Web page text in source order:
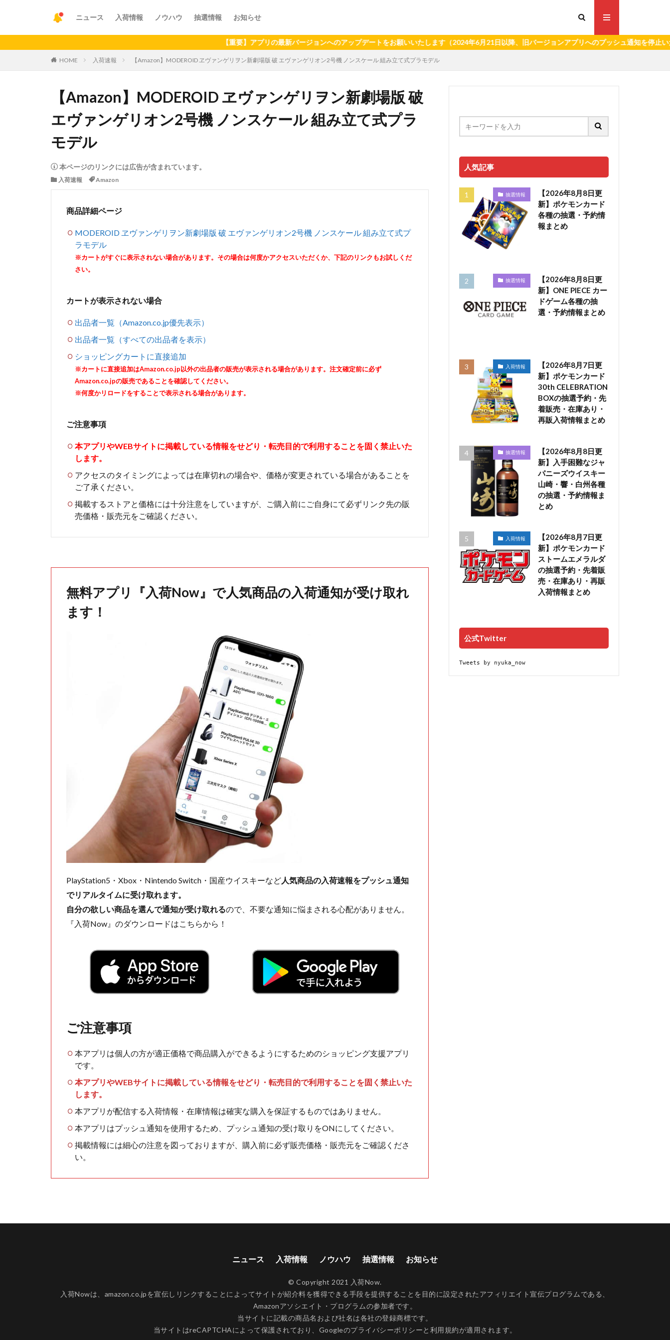
ニュース 入荷情報 ノウハウ 抽選情報 お知らせ
【重要】アプリの最新バージョンへのアップデートをお願いいたします（2024年6月21日以降、旧バージョンアプリへのプッシュ通知を停止いたします。
HOME 入荷速報 【Amazon】MODEROID ヱヴァンゲリヲン新劇場版 破 エヴァンゲリオン2号機 ノンスケール 組み立て式プラモデル
【Amazon】MODEROID ヱヴァンゲリヲン新劇場版 破
エヴァンゲリオン2号機 ノンスケール 組み立て式プラ
モデル
本ページのリンクには広告が含まれています。
入荷速報 Amazon
商品詳細ページ
MODEROID ヱヴァンゲリヲン新劇場版 破 エヴァンゲリオン2号機 ノンスケール 組み立て式プ
ラモデル
※カートがすぐに表示されない場合があります。その場合は何度かアクセスいただくか、下記のリンクもお試しくだ
さい。
カートが表示されない場合
出品者一覧（Amazon.co.jp優先表示）
出品者一覧（すべての出品者を表示）
ショッピングカートに直接追加
※カートに直接追加はAmazon.co.jp以外の出品者の販売が表示される場合があります。注文確定前に必ず
Amazon.co.jpの販売であることを確認してください。
※何度かリロードをすることで表示される場合があります。
ご注意事項
本アプリやWEBサイトに掲載している情報をせどり・転売目的で利用することを固く禁止いた
します。
アクセスのタイミングによっては在庫切れの場合や、価格が変更されている場合があることを
ご了承ください。
掲載するストアと価格には十分注意をしていますが、ご購入前にご自身にて必ずリンク先の販
売価格・販売元をご確認ください。
無料アプリ『入荷Now』で人気商品の入荷通知が受け取れ
ます！
PlayStation5・Xbox・Nintendo Switch・国産ウイスキーなど人気商品の入荷速報をプッシュ通知
でリアルタイムに受け取れます。
自分の欲しい商品を選んで通知が受け取れるので、不要な通知に悩まされる心配がありません。
『入荷Now』のダウンロードはこちらから！
ご注意事項
本アプリは個人の方が適正価格で商品購入ができるようにするためのショッピング支援アプリ
です。
本アプリやWEBサイトに掲載している情報をせどり・転売目的で利用することを固く禁止いた
します。
本アプリが配信する入荷情報・在庫情報は確実な購入を保証するものではありません。
本アプリはプッシュ通知を使用するため、プッシュ通知の受け取りをONにしてください。
掲載情報には細心の注意を図っておりますが、購入前に必ず販売価格・販売元をご確認くださ
い。
人気記事
抽選情報
【2026年8月8日更
新】ポケモンカード
各種の抽選・予約情
報まとめ
抽選情報
【2026年8月8日更
新】ONE PIECE カー
ドゲーム各種の抽
選・予約情報まとめ
入荷情報
【2026年8月7日更
新】ポケモンカード
30th CELEBRATION
BOXの抽選予約・先
着販売・在庫あり・
再販入荷情報まとめ
抽選情報
【2026年8月8日更
新】入手困難なジャ
パニーズウイスキー
山崎・響・白州各種
の抽選・予約情報ま
とめ
入荷情報
【2026年8月7日更
新】ポケモンカード
ストームエメラルダ
の抽選予約・先着販
売・在庫あり・再販
入荷情報まとめ
公式Twitter
Tweets by nyuka_now
ニュース 入荷情報 ノウハウ 抽選情報 お知らせ
© Copyright 2021 入荷Now.
入荷Nowは、amazon.co.jpを宣伝しリンクすることによってサイトが紹介料を獲得できる手段を提供することを目的に設定されたアフィリエイト宣伝プログラムである、
Amazonアソシエイト・プログラムの参加者です。
当サイトに記載の商品名および社名は各社の登録商標です。
当サイトはreCAPTCHAによって保護されており、Googleのプライバシーポリシーと 利用規約が適用されます。